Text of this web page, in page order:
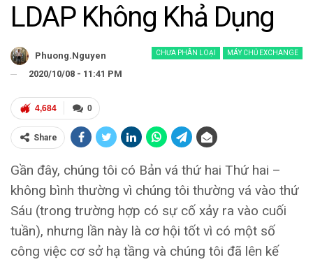
LDAP Không Khả Dụng
CHƯA PHÂN LOẠI MÁY CHỦ EXCHANGE
Phuong.nguyen
2020/10/08 - 11:41 PM
0
4,684
Share
Gần đây, chúng tôi có Bản vá thứ hai Thứ hai –
không bình thường vì chúng tôi thường vá vào thứ
Sáu (trong trường hợp có sự cố xảy ra vào cuối
tuần), nhưng lần này là cơ hội tốt vì có một số
công việc cơ sở hạ tầng và chúng tôi đã lên kế